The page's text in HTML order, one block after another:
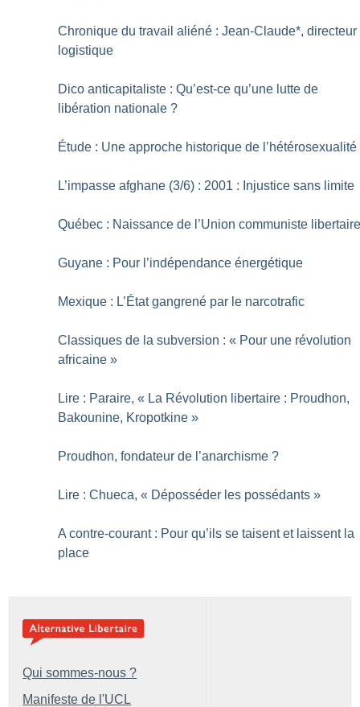
Chronique du travail aliéné : Jean-Claude*, directeur
logistique
Dico anticapitaliste : Qu’est-ce qu’une lutte de
libération nationale ?
Étude : Une approche historique de l’hétérosexualité
L’impasse afghane (3/6) : 2001 : Injustice sans limite
Québec : Naissance de l’Union communiste
Guyane : Pour l’indépendance énergétique
Mexique : L’État gangrené par le narcotrafic
Classiques de la subversion : « Pour une révolution
africaine »
Lire : Paraire, « La Révolution libertaire : Proudhon,
Bakounine, Kropotkine »
Proudhon, fondateur de l’anarchisme ?
Lire : Chueca, « Déposséder les possédants »
A contre-courant : Pour qu’ils se taisent et laissent la
place
Qui sommes-nous ?
Manifeste de l'UCL